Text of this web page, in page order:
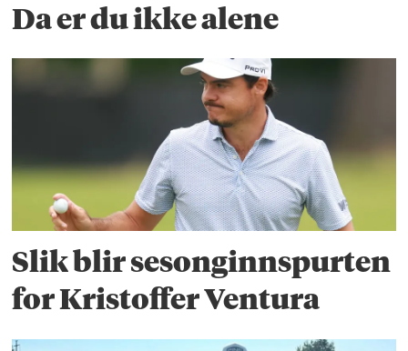
Da er du ikke alene
Slik blir sesonginnspurten
for Kristoffer Ventura